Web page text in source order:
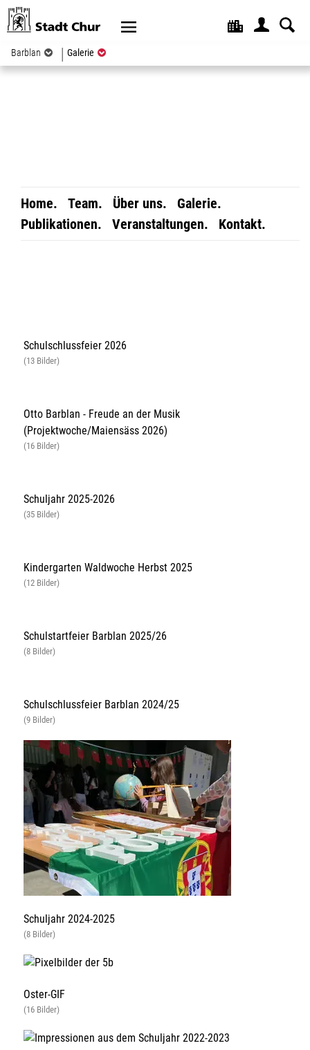
Kopfzeile
Barblan Galerie (ausgewählt)
Home. Team. Über uns.
Galerie.
Publikationen.
Veranstaltungen. Kontakt.
Schulschlussfeier 2026
(13 Bilder)
Otto Barblan - Freude an der Musik
(Projektwoche/Maiensäss 2026)
(16 Bilder)
Schuljahr 2025-2026
(35 Bilder)
Kindergarten Waldwoche Herbst 2025
(12 Bilder)
Schulstartfeier Barblan 2025/26
(8 Bilder)
Schulschlussfeier Barblan 2024/25
(9 Bilder)
Schuljahr 2024-2025
(8 Bilder)
Oster-GIF
(16 Bilder)